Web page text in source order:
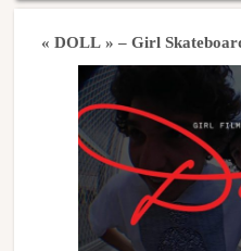
« DOLL » – Girl